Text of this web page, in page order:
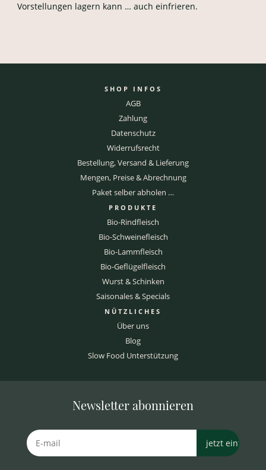
Vorstellungen lagern kann … auch einfrieren.
SHOP INFOS
AGB
Zahlung
Datenschutz
Widerrufsrecht
Bestellung, Versand & Lieferung
Mengen, Preise & Abrechnung
Paket selber abholen …
PRODUKTE
Bio-Rindfleisch
Bio-Schweinefleisch
Bio-Lammfleisch
Bio-Geflügelfleisch
Wurst & Schinken
Saisonales & Specials
NÜTZLICHES
Über uns
Blog
Slow Food Unterstützung
Newsletter abonnieren